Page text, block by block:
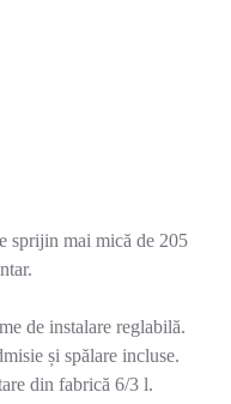
sprijin mai mică de 205
de instalare reglabilă.
și spălare incluse.
din fabrică 6/3 l.